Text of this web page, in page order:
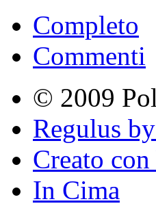
Completo
Commenti
© 2009
Regulus
Creato
In Cima